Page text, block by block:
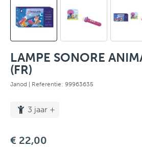
LAMPE SONORE
(FR)
Janod | Referentie: 99963635
3 jaar +
€ 22,00